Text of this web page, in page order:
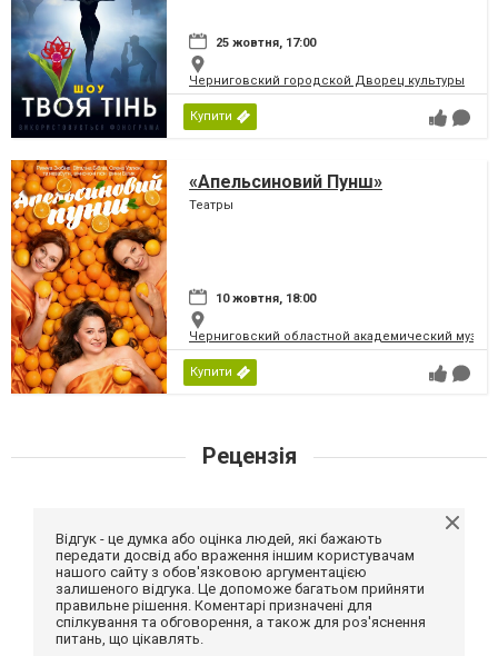
25 жовтня, 17:00
Черниговский городской Дворец культуры
Купити
«Апельсиновий Пунш»
Театры
10 жовтня, 18:00
Черниговский областной академический
Купити
Рецензія
Відгук - це думка або оцінка людей, які бажають
передати досвід або враження іншим користувачам
нашого сайту з обов'язковою аргументацією
залишеного відгука. Це допоможе багатьом прийняти
правильне рішення. Коментарі призначені для
спілкування та обговорення, а також для роз'яснення
питань, що цікавлять.